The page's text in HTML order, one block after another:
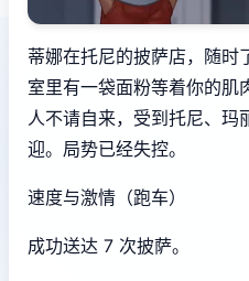
蒂娜在托尼的披萨店，随时
室里有一袋面粉等着你的
人不请自来，受到托尼、
迎。局势已经失控。
速度与激情（跑车）
成功送达 7 次披萨。